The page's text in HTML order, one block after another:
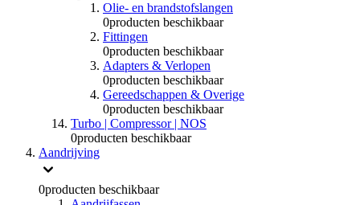
Olie- en brandstofslangen
0producten beschikbaar
Fittingen
0producten beschikbaar
Adapters & Verlopen
0producten beschikbaar
Gereedschappen & Overige
0producten beschikbaar
Turbo | Compressor | NOS
0producten beschikbaar
Aandrijving
0producten beschikbaar